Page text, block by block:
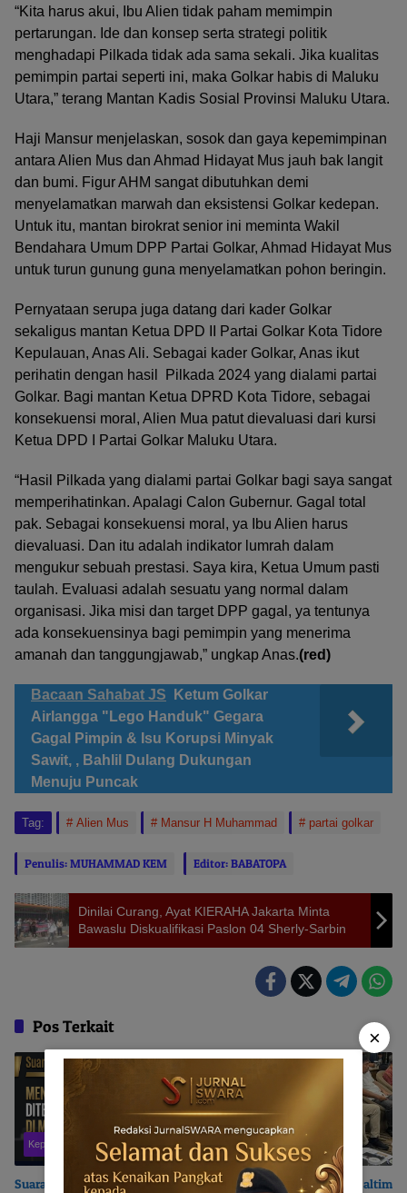
“Kita harus akui, Ibu Alien tidak paham memimpin
pertarungan. Ide dan konsep serta strategi politik
menghadapi Pilkada tidak ada sama sekali. Jika kualitas
pemimpin partai seperti ini, maka Golkar habis di Maluku
Utara,” terang Mantan Kadis Sosial Provinsi Maluku Utara.
Haji Mansur menjelaskan, sosok dan gaya kepemimpinan
antara Alien Mus dan Ahmad Hidayat Mus jauh bak langit
dan bumi. Figur AHM sangat dibutuhkan demi
menyelamatkan marwah dan eksistensi Golkar kedepan.
Untuk itu, mantan birokrat senior ini meminta Wakil
Bendahara Umum DPP Partai Golkar, Ahmad Hidayat Mus
untuk turun gunung guna menyelamatkan pohon beringin.
Pernyataan serupa juga datang dari kader Golkar
sekaligus mantan Ketua DPD II Partai Golkar Kota Tidore
Kepulauan, Anas Ali. Sebagai kader Golkar, Anas ikut
perihatin dengan hasil Pilkada 2024 yang dialami partai
Golkar. Bagi mantan Ketua DPRD Kota Tidore, sebagai
konsekuensi moral, Alien Mua patut dievaluasi dari kursi
Ketua DPD I Partai Golkar Maluku Utara.
“Hasil Pilkada yang dialami partai Golkar bagi saya sangat
memperihatinkan. Apalagi Calon Gubernur. Gagal total
pak. Sebagai konsekuensi moral, ya Ibu Alien harus
dievaluasi. Dan itu adalah indikator lumrah dalam
mengukur sebuah prestasi. Saya kira, Ketua Umum pasti
taulah. Evaluasi adalah sesuatu yang normal dalam
organisasi. Jika misi dan target DPP gagal, ya tentunya
ada konsekuensinya bagi pemimpin yang menerima
amanah dan tanggungjawab,” ungkap Anas.(red)
Bacaan Sahabat JS
Ketum Golkar
Airlangga "Lego Handuk" Gegara
Gagal Pimpin & Isu Korupsi Minyak
Sawit, , Bahlil Dulang Dukungan
Menuju Puncak
Tag: Alien Mus Mansur H Muhammad partai golkar
Penulis: MUHAMMAD KEM Editor: BABATOPA
Dinilai Curang, Ayat KIERAHA Jakarta Minta
Bawaslu Diskualifikasi Paslon 04 Sherly-Sarbin
Pos Terkait
Kepulauan Sula
Suara Nyaring dari Wailoba |
Maluku Utara
PT. Feni Haltim – Pemkab Haltim
×